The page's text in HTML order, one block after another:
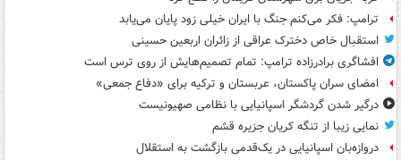
ترامپ: فکر می‌کنم جنگ با ایران خیلی زود پایان می‌یابد
استقبال خاص دخترک عراقی از زائران اربعین حسینی
افشاگری برادرزاده ترامپ: تمام تصمیم‌هایش از روی ترس است
امضای سران پاکستان، عربستان و ترکیه برای «دفاع جمعی»
درگیر شدن گردشگر اسپانیایی با نظامی صهیونیست
نمایی زیبا از تنگه کریان جزیره قشم
دروازه‌بان اسپانیایی در یک‌قدمی بازگشت به استقلال